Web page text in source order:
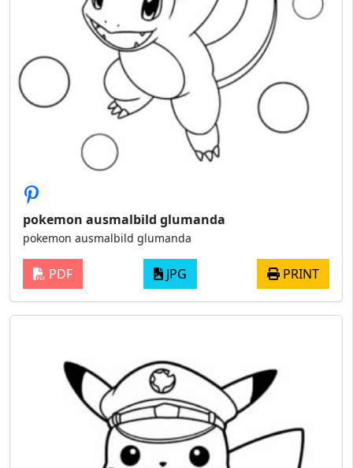
pokemon ausmalbild glumanda
pokemon ausmalbild glumanda
PDF JPG PRINT